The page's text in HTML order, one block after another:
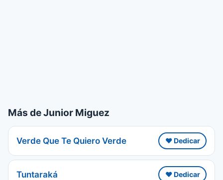
Más de Junior Miguez
Verde Que Te Quiero Verde ❤️ Dedicar
Tuntaraká ❤️ Dedicar